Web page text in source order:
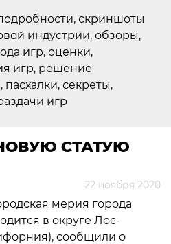
скриншоты
индустрии, обзоры,
игр, оценки,
игр, решение
секреты,
игр
СТАТУЮ
22 ноября 2020
мерия города
в округе Лос-
сообщили о